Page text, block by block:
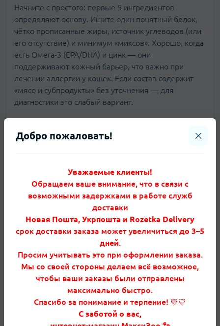
Начните с простого: первые 5 ингредиентов
определяют основу. Ищите один понятный белок,
чётко прописанные жиры, источник углеводов (или
его отсутствие) и минимум «миксов». Хорошо, когда
есть Омега-3 (EPA/DHA) и цинк — они
поддерживают кожный барьер, что важно при
лечении аллергии у кошек. Если состав содержит
«мясо и субпродукты» без уточнения — для
диагностики это слабый вариант.
Универсального ответа нет, но на практике при
раньше это не было базой рациона. У части
животных хорошо заходит рыба, у других —
наоборот провоцирует. Поэтому правильный
проверенный опытом конкретного кота белок.
Чего избегать во время перевода
Во время перехода на новый корм не добавляйте
сразу пробиотики с ароматизаторами, пасты от
шерсти со вкусом рыбы или витамины «для шерсти»
с куриным белком. Так вы создаёте шум и не
понимаете, от чего именно аллергия у кошек
обострилась. Также нежелательно смешивать два
новых рациона «чтобы было разнообразнее» —
Добро пожаловать!
Уважаемые клиенты!
Обращаем ваше внимание, что в связи с
возможными задержками в работе служб
доставки
Новая Пошта, Укрпошта и Rozetka Delivery
срок доставки заказа может увеличиться до 3–5
дней
Просим учитывать это при оформлении заказа.
Мы со своей стороны делаем всё возможное,
чтобы ваши заказы были отправлены
максимально быстро.
Спасибо за понимание и терпение! 💙💛
С заботой о вас,